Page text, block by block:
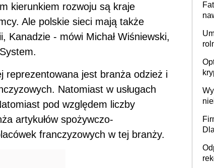
kierunkiem rozwoju są kraje
Ale polskie sieci mają także
Kanadzie - mówi Michał Wiśniewski,
reprezentowana jest branża odzież i
Natomiast w usługach
pod względem liczby
artykułów spożywczo-
franczyzowych w tej branży.